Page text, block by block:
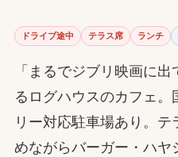
ドライブ途中 テラス席 ランチ
「まるでジブリ映画に
るログハウスのカフェ。
リー対応駐車場あり。
めながらバーガー・ハヤ